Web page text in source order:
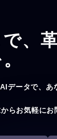
、
データで、あ
らお気軽にお